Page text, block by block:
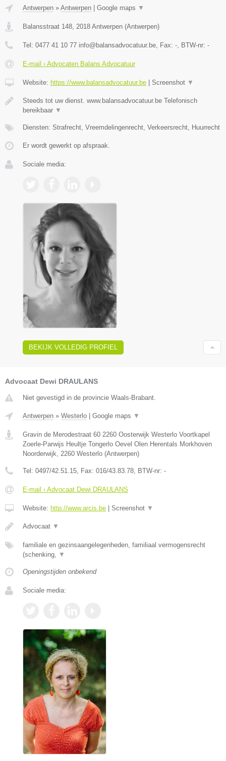
Antwerpen » Antwerpen | Google maps ▼
Balansstraat 148 2018 Antwerpen (Antwerpen)
Tel: 0477 41 10 77 info@balansadvocatuur.be , Fax: - , BTW-nr: -
E-mail › Advocaten Balans Advocatuur
Website: https://www.balansadvocatuur.be | Screenshot ▼
Steeds tot uw dienst. www.balansadvocatuur.be Telefonisch
bereikbaar ▼
Diensten: Strafrecht, Vreemdelingenrecht, Verkeersrecht, Huurrecht
Er wordt gewerkt op afspraak.
Sociale media:
BEKIJK VOLLEDIG PROFIEL
Advocaat Dewi DRAULANS
Niet gevestigd in de provincie Waals-Brabant.
Antwerpen » Westerlo Google maps ▼
Gravin de Merodestraat 60 2260 Oosterwijk Westerlo Voortkapel
Zoerle-Parwijs Heultje Tongerlo Oevel Olen Herentals Morkhoven
Noorderwijk
2260 Westerlo (Antwerpen)
Tel: 0497/42.51.15 , Fax: 016/43.83.78 , BTW-nr: -
E-mail › Advocaat Dewi DRAULANS
Website: http://www.arcis.be Screenshot ▼
Advocaat ▼
familiale en gezinsaangelegenheden, familiaal vermogensrecht
(schenking,
▼
Openingstijden onbekend
Sociale media: